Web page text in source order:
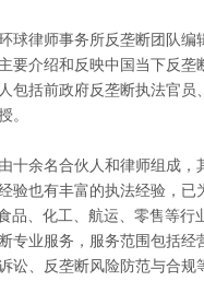
球律师事务所反垄断团队编
要介绍和反映中国当下反垄
包括前政府反垄断执法官员
。
十余名合伙人和律师组成，
验也有丰富的执法经验，已
品、化工、航运、零售等行
专业服务，服务范围包括经
讼、反垄断风险防范与合规